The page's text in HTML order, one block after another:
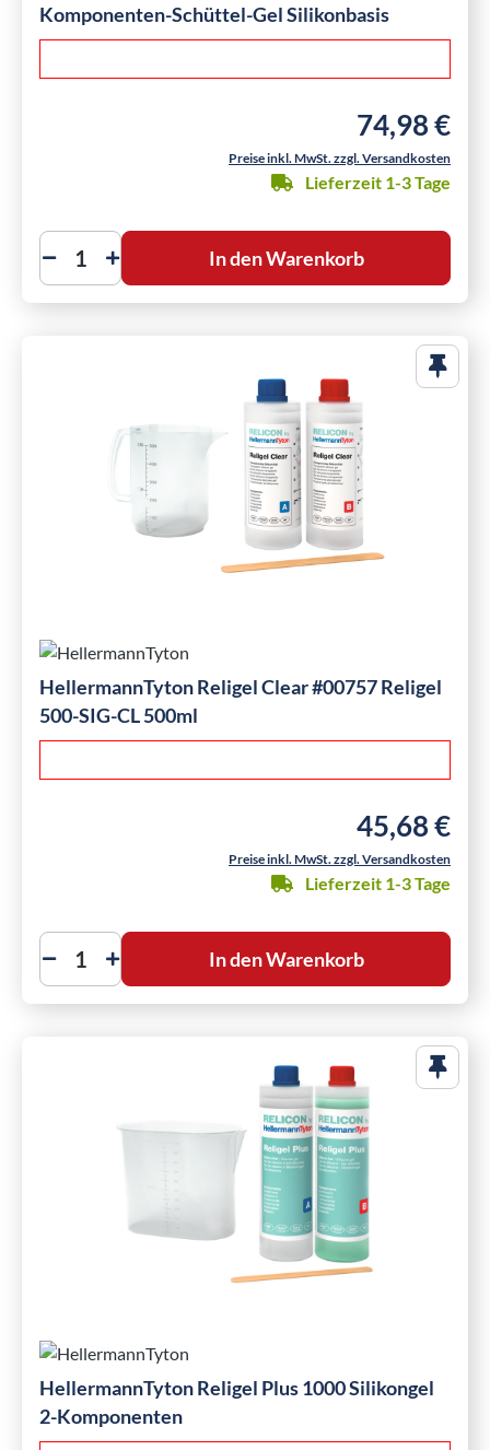
Komponenten-Schüttel-Gel Silikonbasis
Regulärer
74,98 €
Preise inkl. MwSt. zzgl. Versandkosten
Lieferzeit 1-3 Tage
In den Warenkorb
HellermannTyton Religel Clear #00757 Religel
500-SIG-CL 500ml
Regulärer
45,68 €
Preise inkl. MwSt. zzgl. Versandkosten
Lieferzeit 1-3 Tage
In den Warenkorb
HellermannTyton Religel Plus 1000 Silikongel
2-Komponenten